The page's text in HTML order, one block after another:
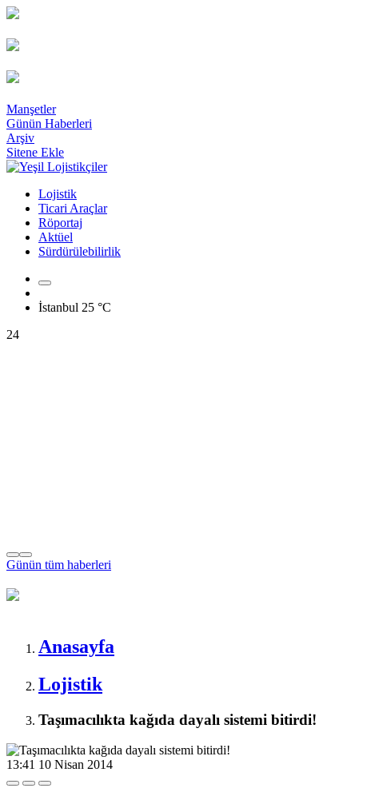
Manşetler
Günün Haberleri
Arşiv
Sitene Ekle
Lojistik
Ticari Araçlar
Röportaj
Aktüel
Sürdürülebilirlik
İstanbul 25 °C
24
Günün tüm haberleri
Anasayfa
Lojistik
Taşımacılıkta kağıda dayalı sistemi bitirdi!
13:41 10 Nisan 2014